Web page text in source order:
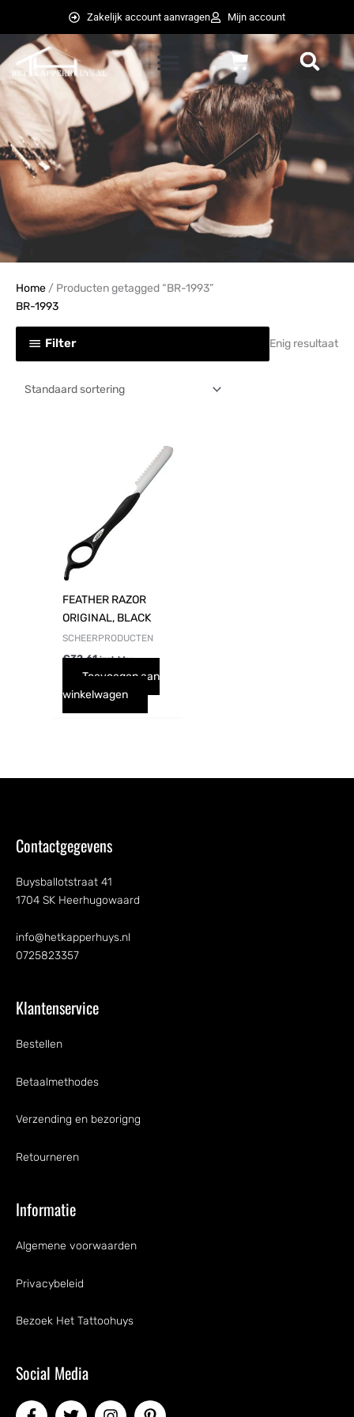
inhoud
Zakelijk account aanvragen Mijn account
Winkelwagen
Home / Producten getagged “BR-1993”
BR-1993
Filter Enig resultaat
FEATHER RAZOR
ORIGINAL, BLACK
SCHEERPRODUCTEN
€32,61 incl. btw
Toevoegen aan
winkelwagen
Contactgegevens
Buysballotstraat 41
1704 SK Heerhugowaard
info@hetkapperhuys.nl
0725823357
Klantenservice
Bestellen
Betaalmethodes
Verzending en bezorigng
Retourneren
Informatie
Algemene voorwaarden
Privacybeleid
Bezoek Het Tattoohuys
Social Media